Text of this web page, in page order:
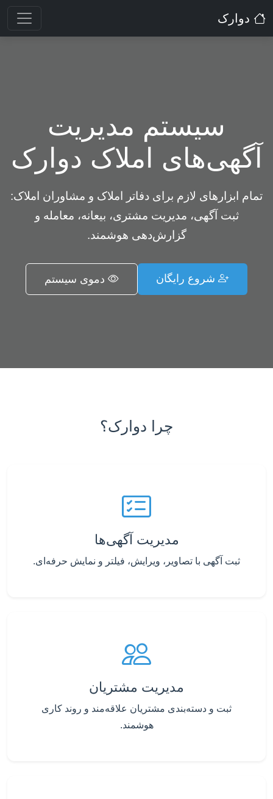
دوارک
سیستم مدیریت
آگهی‌های املاک دوارک
تمام ابزارهای لازم برای دفاتر املاک و مشاوران املاک:
ثبت آگهی، مدیریت مشتری، بیعانه، معامله و
گزارش‌دهی هوشمند.
شروع رایگان دموی سیستم
چرا دوارک؟
مدیریت آگهی‌ها
ثبت آگهی با تصاویر، ویرایش، فیلتر و نمایش حرفه‌ای.
مدیریت مشتریان
ثبت و دسته‌بندی مشتریان علاقه‌مند و روند کاری
هوشمند.